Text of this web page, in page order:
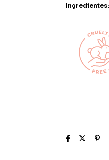
Ingredientes: